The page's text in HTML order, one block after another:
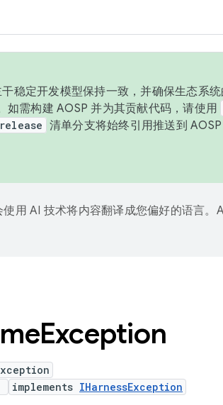
稳定开发模型保持一致，并确保生态系
如需构建 AOSP 并为其贡献代码，请使用
清单分支将始终引用推送到
用 AI 技术将内容翻译成您偏好的语言。
Exception
implements IHarnessException